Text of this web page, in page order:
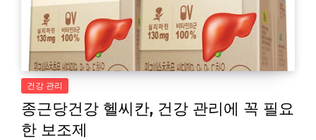
건강 관리
종근당건강 헬씨칸, 건강 관리에 꼭 필요
한 보조제